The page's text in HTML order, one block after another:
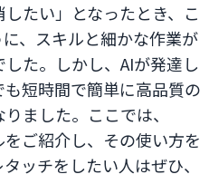
したい」となったとき、こ
、スキルと細かな作業が
た。しかし、AIが発達し
短時間で簡単に高品質の
ました。ここでは、
ご紹介し、その使い方を
ッチをしたい人はぜひ、